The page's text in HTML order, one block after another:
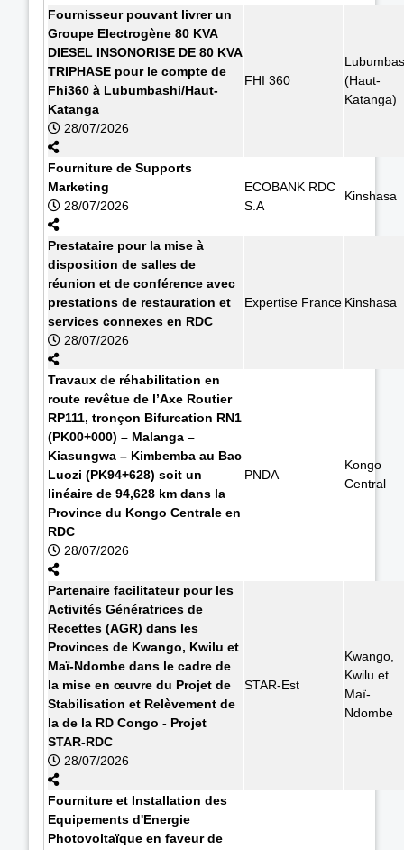
Fournisseur pouvant livrer un
Groupe Electrogène 80 KVA
DIESEL INSONORISE DE 80 KVA
TRIPHASE pour le compte de
Fhi360 à Lubumbashi/Haut-
Katanga
28/07/2026
FHI 360
(Haut-
Katanga)
Fourniture de Supports
Marketing
28/07/2026
ECOBANK RDC
S.A
Kinshasa
Prestataire pour la mise à
disposition de salles de
réunion et de conférence avec
prestations de restauration et
services connexes en RDC
28/07/2026
Expertise France Kinshasa
Travaux de réhabilitation en
route revêtue de l’Axe Routier
RP111, tronçon Bifurcation RN1
(PK00+000) – Malanga –
Kiasungwa – Kimbemba au Bac
Luozi (PK94+628) soit un
linéaire de 94,628 km dans la
Province du Kongo Centrale en
RDC
28/07/2026
PNDA
Kongo
Central
Partenaire facilitateur pour les
Activités Génératrices de
Recettes (AGR) dans les
Provinces de Kwango, Kwilu et
Maï-Ndombe dans le cadre de
la mise en œuvre du Projet de
Stabilisation et Relèvement de
la de la RD Congo - Projet
STAR-RDC
28/07/2026
STAR-Est
Kwango,
Kwilu et
Maï-
Ndombe
Fourniture et Installation des
Equipements d'Energie
Photovoltaïque en faveur de